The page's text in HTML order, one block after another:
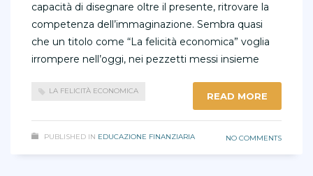
capacità di disegnare oltre il presente, ritrovare la
competenza dell’immaginazione. Sembra quasi
che un titolo come “La felicità economica” voglia
irrompere nell’oggi, nei pezzetti messi insieme
LA FELICITÀ ECONOMICA READ MORE
PUBLISHED IN EDUCAZIONE FINANZIARIA NO COMMENTS